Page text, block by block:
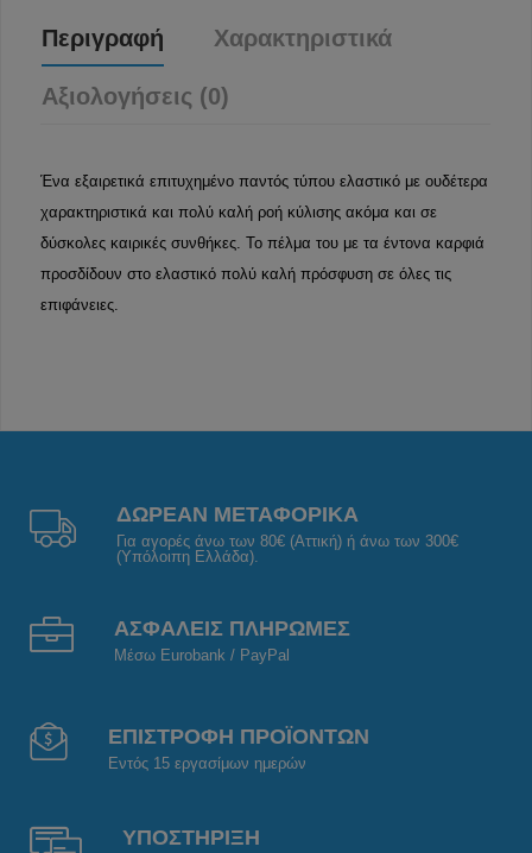
Περιγραφή Χαρακτηριστικά
Αξιολογήσεις (0)
Ένα εξαιρετικά επιτυχημένο παντός τύπου ελαστικό με ουδέτερα
χαρακτηριστικά και πολύ καλή ροή κύλισης ακόμα και σε
δύσκολες καιρικές συνθήκες. Το πέλμα του με τα έντονα καρφιά
προσδίδουν στο ελαστικό πολύ καλή πρόσφυση σε όλες τις
επιφάνειες.
ΔΩΡΕΑΝ ΜΕΤΑΦΟΡΙΚΑ
Για αγορές άνω των 80€ (Αττική) ή άνω των 300€
(Υπόλοιπη Ελλάδα).
ΑΣΦΑΛΕΙΣ ΠΛΗΡΩΜΕΣ
Μέσω Eurobank / PayPal
ΕΠΙΣΤΡΟΦΗ ΠΡΟΪΟΝΤΩΝ
Εντός 15 εργασίμων ημερών
ΥΠΟΣΤΗΡΙΞΗ